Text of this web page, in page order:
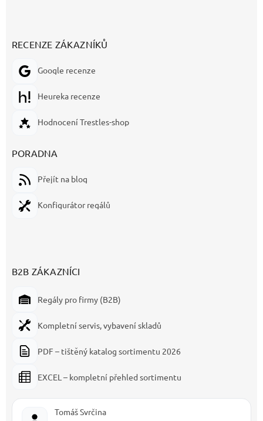
RECENZE ZÁKAZNÍKŮ
Google recenze
Heureka recenze
Hodnocení Trestles-shop
PORADNA
Přejít na blog
Konfigurátor regálů
B2B ZÁKAZNÍCI
Regály pro firmy (B2B)
Kompletní servis, vybavení skladů
PDF – tištěný katalog sortimentu 2026
EXCEL – kompletní přehled sortimentu
Tomáš Svrčina